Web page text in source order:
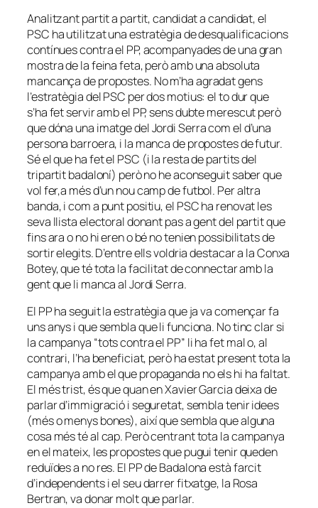
Analitzant partit a partit, candidat a candidat, el
PSC ha utilitzat una estratègia de desqualificacions
contínues contra el PP, acompanyades de una gran
mostra de la feina feta, però amb una absoluta
mancança de propostes. No m’ha agradat gens
l’estratègia del PSC per dos motius: el to dur que
s’ha fet servir amb el PP, sens dubte merescut però
que dóna una imatge del Jordi Serra com el d’una
persona barroera, i la manca de propostes de futur.
Sé el que ha fet el PSC (i la resta de partits del
tripartit badaloní) però no he aconseguit saber que
vol fer,a més d’un nou camp de futbol. Per altra
banda, i com a punt positiu, el PSC ha renovat les
seva llista electoral donant pas a gent del partit que
fins ara o no hi eren o bé no tenien possibilitats de
sortir elegits. D’entre ells voldria destacar a la Conxa
Botey, que té tota la facilitat de connectar amb la
gent que li manca al Jordi Serra.
El PP ha seguit la estratègia que ja va començar fa
uns anys i que sembla que li funciona. No tinc clar si
la campanya “tots contra el PP” li ha fet mal o, al
contrari, l’ha beneficiat, però ha estat present tota la
campanya amb el que propaganda no els hi ha faltat.
El més trist, és que quan en Xavier Garcia deixa de
parlar d’immigració i seguretat, sembla tenir idees
(més o menys bones), així que sembla que alguna
cosa més té al cap. Però centrant tota la campanya
en el mateix, les propostes que pugui tenir queden
reduïdes a no res. El PP de Badalona està farcit
d’independents i el seu darrer fitxatge, la Rosa
Bertran, va donar molt que parlar.